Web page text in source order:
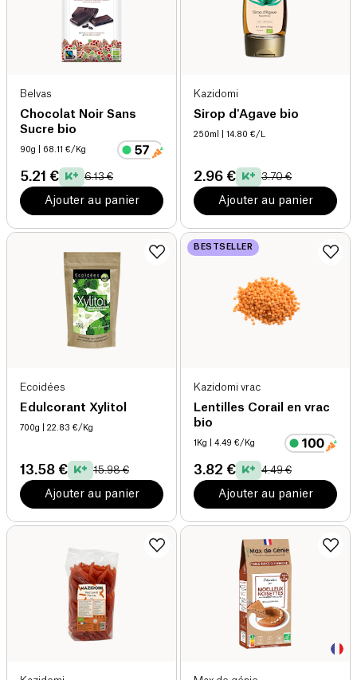
Belvas
Chocolat Noir Sans
Sucre bio
90g | 68.11 €/Kg
5.21 € 6.13 €
Ajouter au panier
Kazidomi
Sirop d'Agave bio
250ml | 14.80 €/L
2.96 € 3.70 €
Ajouter au panier
Ecoidées
Edulcorant Xylitol
700g | 22.83 €/Kg
13.58 € 15.98 €
Ajouter au panier
BESTSELLER
Kazidomi vrac
Lentilles Corail en vrac
bio
1Kg | 4.49 €/Kg
3.82 € 4.49 €
Ajouter au panier